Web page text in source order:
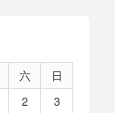
六
日
2
3